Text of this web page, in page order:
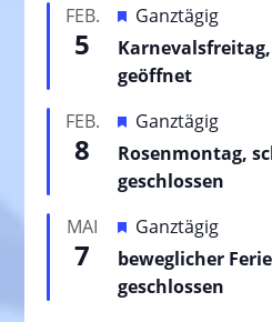
FEB.
5
H
e
r
o
r
g
h
o
b
Ganztägig
geöffnet
FEB.
8
H
e
r
o
r
g
Ganztägig
Rosenmontag,
geschlossen
MAI
7
H
e
r
Ganztägig
beweglicher
geschlossen